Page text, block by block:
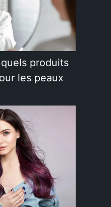
produits
les peaux